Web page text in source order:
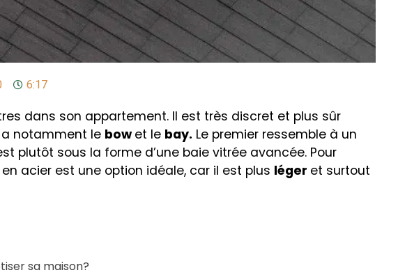
6:17
dans son appartement. Il est très discret et plus sûr
a notamment le bow et le bay. Le premier ressemble à un
plutôt sous la forme d’une baie vitrée avancée. Pour
acier est une option idéale, car il est plus léger et surtout
sa maison?